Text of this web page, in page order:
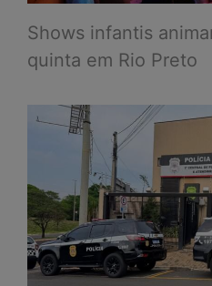
Shows infantis
quinta em Rio Preto